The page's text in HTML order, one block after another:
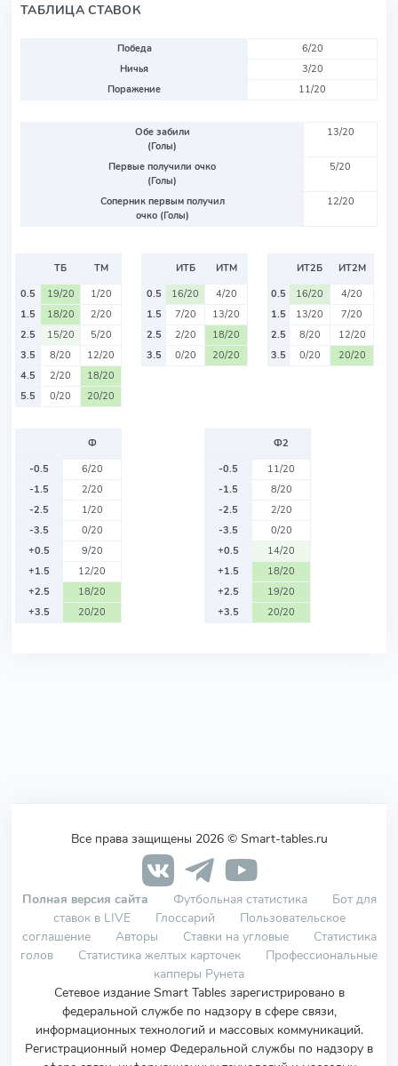
ТАБЛИЦА СТАВОК
Победа
6/20
Ничья
3/20
Поражение
11/20
Обе забили
(Голы)
13/20
Первые получили очко
(Голы)
5/20
Соперник первым получил
очко (Голы)
12/20
ТБ
ТМ
0.5
19/20
1/20
1.5
18/20
2/20
2.5
15/20
5/20
3.5
8/20
12/20
4.5
2/20
18/20
5.5
0/20 20/20
ИТБ
ИТМ
0.5
16/20
4/20
1.5
7/20
13/20
2.5
2/20
18/20
3.5
0/20 20/20
ИТ2Б
ИТ2М
0.5
16/20
4/20
1.5
13/20
7/20
2.5
8/20
12/20
3.5
0/20 20/20
Ф
-0.5
6/20
-1.5
2/20
-2.5
1/20
-3.5
0/20
+0.5
9/20
+1.5
12/20
+2.5
18/20
+3.5
20/20
Ф2
-0.5
11/20
-1.5
8/20
-2.5
2/20
-3.5
0/20
+0.5
14/20
+1.5
18/20
+2.5
19/20
+3.5
20/20
Все права защищены 2026 © Smart-tables.ru
Полная версия сайта Футбольная статистика
Бот для
ставок в LIVE
Глоссарий
Пользовательское
соглашение
Авторы Ставки на угловые
Статистика
голов
Статистика желтых карточек
Профессиональные
капперы Рунета
Сетевое издание Smart Tables зарегистрировано в
федеральной службе по надзору в сфере связи,
информационных технологий и массовых коммуникаций.
Регистрационный номер Федеральной службы по надзору в